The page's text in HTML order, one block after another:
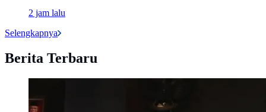
2 jam lalu
Selengkapnya
Berita Terbaru